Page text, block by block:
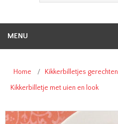
MENU
Home / Kikkerbilletjes gerechten
Kikkerbilletje met uien en look